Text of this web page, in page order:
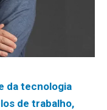
da tecnologia
de trabalho,